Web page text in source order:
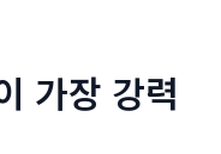
가장 강력